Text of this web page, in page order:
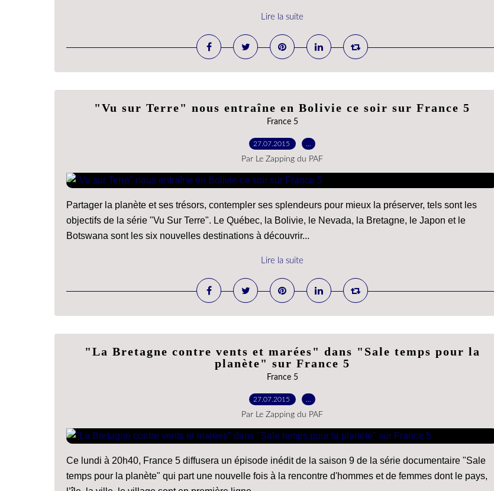
Lire la suite
"Vu sur Terre" nous entraîne en Bolivie ce soir sur France 5
France 5
27.07.2015
Par Le Zapping du PAF
Partager la planète et ses trésors, contempler ses splendeurs pour mieux la préserver, tels sont les
objectifs de la série "Vu Sur Terre". Le Québec, la Bolivie, le Nevada, la Bretagne, le Japon et le
Botswana sont les six nouvelles destinations à découvrir...
Lire la suite
"La Bretagne contre vents et marées" dans "Sale temps pour la
planète" sur France 5
France 5
27.07.2015
Par Le Zapping du PAF
Ce lundi à 20h40, France 5 diffusera un épisode inédit de la saison 9 de la série documentaire "Sale
temps pour la planète" qui part une nouvelle fois à la rencontre d'hommes et de femmes dont le pays,